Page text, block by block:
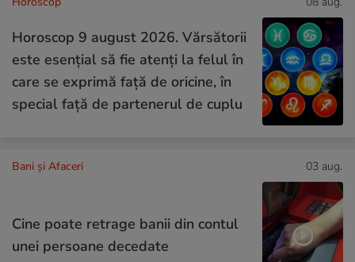
Horoscop 9 august 2026. Vărsătorii
este esențial să fie atenți la felul în
care se exprimă față de oricine, în
special față de partenerul de cuplu
Bani și Afaceri 03 aug.
Cine poate retrage banii din contul
unei persoane decedate